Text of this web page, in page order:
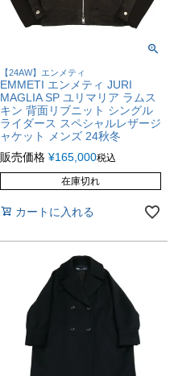
【24AW】エンメティ
EMMETI エンメティ JURI
MAGLIA SP ユリマリア ラムス
キン 背面リブニット シングル
ライダース スペシャルレザージ
ャケット メンズ 24秋冬
販売価格 ¥165,000税込
在庫切れ
カートに入れる